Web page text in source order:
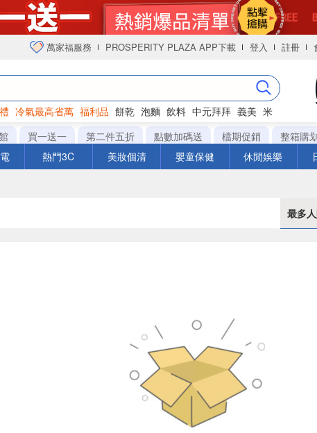
萬家福服務 PROSPERITY PLAZA APP下載 登入 註冊
冷氣最高省萬 福利品 餅乾 泡麵 飲料 中元拜拜 義美 米
買一送一 第二件五折 點數加碼送 檔期促銷 整箱購
熱門3C 美妝個清 嬰童保健 休閒娛樂
最多